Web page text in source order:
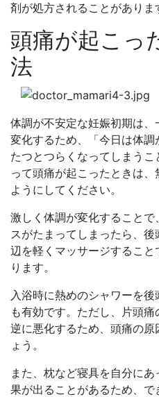
剤が処方されることがありま
頭痛が起こっ
法
体調が不安定な妊娠初期は、
変化するため、「今日は体
たつとつらくなってしまう
って頭痛が起こったときは
ようにしてください。
激しく体調が変化すること
スがたまってしまったら、
辺を軽くマッサージするこ
ります。
入浴時に熱めのシャワーを
も有効です。ただし、片頭
逆に悪化するため、頭痛の
ょう。
また、枕など寝具を自分に
果が出ることがあるため、